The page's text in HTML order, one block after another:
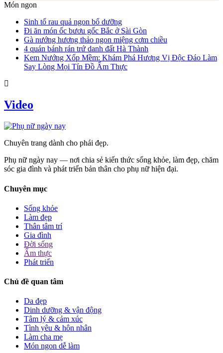
Món ngon
Sinh tố rau quả ngon bổ dưỡng
Đi ăn món ốc bươu gốc Bắc ở Sài Gòn
Gà nướng hương thảo ngon miệng cơm chiều
4 quán bánh rán trứ danh đất Hà Thành
Kem Nướng Xốp Mềm: Khám Phá Hương Vị Độc Đáo Làm
Say Lòng Mọi Tín Đồ Ẩm Thực
Video
Chuyên trang dành cho phái đẹp.
Phụ nữ ngày nay — nơi chia sẻ kiến thức sống khỏe, làm đẹp, chăm
sóc gia đình và phát triển bản thân cho phụ nữ hiện đại.
Chuyên mục
Sống khỏe
Làm đẹp
Thân tâm trí
Gia đình
Đời sống
Ẩm thực
Phát triển
Chủ đề quan tâm
Da đẹp
Dinh dưỡng & vận động
Tâm lý & cảm xúc
Tình yêu & hôn nhân
Làm cha mẹ
Món ngon dễ làm